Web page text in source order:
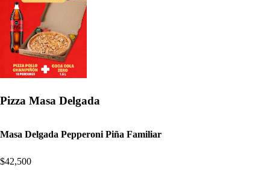
Pizza Masa Delgada
Masa Delgada Pepperoni Piña Familiar
$42,500